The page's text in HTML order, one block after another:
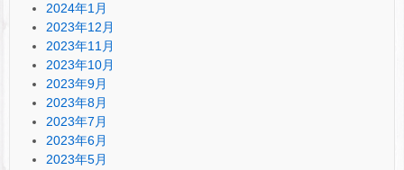
2024年1月
2023年12月
2023年11月
2023年10月
2023年9月
2023年8月
2023年7月
2023年6月
2023年5月